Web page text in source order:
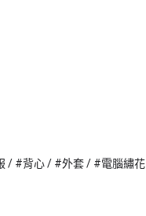
/ #背心 / #外套 / #電腦繡花